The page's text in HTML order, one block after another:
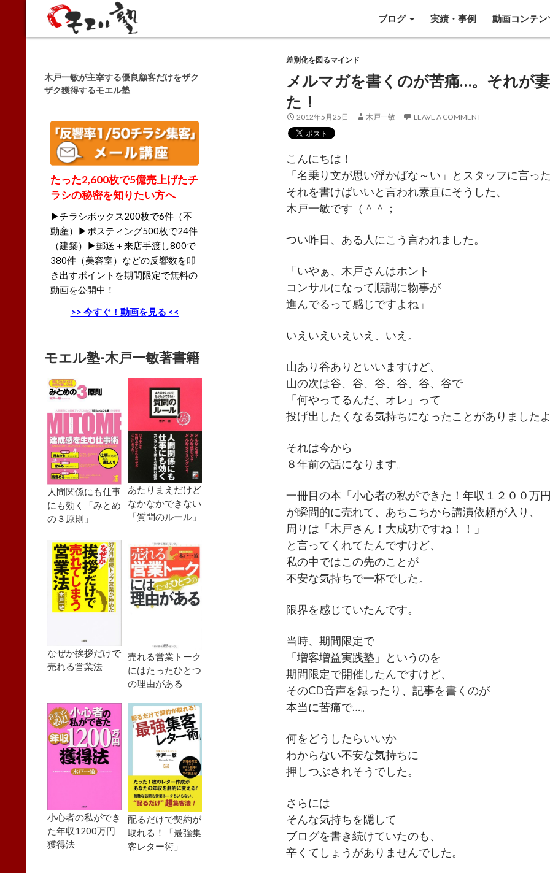
Search
ブログ
実績・事例 動画コンテン
差別化を図るマインド
メルマガを書くのが苦痛…。それが
た！
2012年5月25日 木戸一敏 LEAVE A COMMENT
こんにちは！
「名乗り文が思い浮かばな～い」とスタッフに言っ
それを書けばいいと言われ素直にそうした、
木戸一敏です（＾＾；
つい昨日、ある人にこう言われました。
「いやぁ、木戸さんはホント
コンサルになって順調に物事が
進んでるって感じですよね」
いえいえいえいえ、いえ。
山あり谷ありといいますけど、
山の次は谷、谷、谷、谷、谷、谷で
「何やってるんだ、オレ」って
投げ出したくなる気持ちになったことがありました
それは今から
８年前の話になります。
一冊目の本「小心者の私ができた！年収１２００万
が瞬間的に売れて、あちこちから講演依頼が入り、
周りは「木戸さん！大成功ですね！！」
と言ってくれてたんですけど、
私の中ではこの先のことが
不安な気持ちで一杯でした。
限界を感じていたんです。
当時、期間限定で
「増客増益実践塾」というのを
期間限定で開催したんですけど、
そのCD音声を録ったり、記事を書くのが
本当に苦痛で…。
何をどうしたらいいか
わからない不安な気持ちに
押しつぶされそうでした。
さらには
そんな気持ちを隠して
ブログを書き続けていたのも、
辛くてしょうがありませんでした。
木戸一敏が主宰する優良顧客だけをザク
ザク獲得するモエル塾
たった2,600枚で5億売上げたチ
ラシの秘密を知りたい方へ
▶チラシボックス200枚で6件（不
動産）▶ポスティング500枚で24件
（建築）▶郵送＋来店手渡し800で
380件（美容室）などの反響数を叩
き出すポイントを期間限定で無料の
動画を公開中！
>> 今すぐ！動画を見る <<
モエル塾-木戸一敏著書籍
人間関係にも仕事
にも効く「みとめ
の３原則」
あたりまえだけど
なかなかできない
「質問のルール」
なぜか挨拶だけで
売れる営業法
売れる営業トーク
にはたったひとつ
の理由がある
小心者の私ができ
た年収1200万円
獲得法
配るだけで契約が
取れる！「最強集
客レター術」